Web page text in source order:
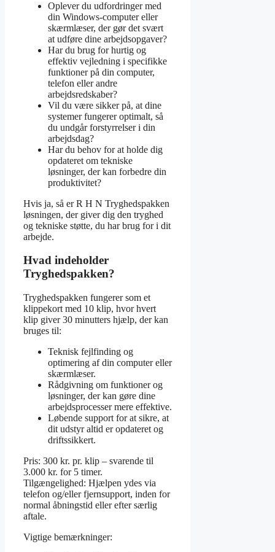
Oplever du udfordringer med
din Windows-computer eller
skærmlæser, der gør det svært
at udføre dine arbejdsopgaver?
Har du brug for hurtig og
effektiv vejledning i specifikke
funktioner på din computer,
telefon eller andre
arbejdsredskaber?
Vil du være sikker på, at dine
systemer fungerer optimalt, så
du undgår forstyrrelser i din
arbejdsdag?
Har du behov for at holde dig
opdateret om tekniske
løsninger, der kan forbedre din
produktivitet?
Hvis ja, så er R H N Tryghedspakken
løsningen, der giver dig den tryghed
og tekniske støtte, du har brug for i dit
arbejde.
Hvad indeholder
Tryghedspakken?
Tryghedspakken fungerer som et
klippekort med 10 klip, hvor hvert
klip giver 30 minutters hjælp, der kan
bruges til:
Teknisk fejlfinding og
optimering af din computer eller
skærmlæser.
Rådgivning om funktioner og
løsninger, der kan gøre dine
arbejdsprocesser mere effektive.
Løbende support for at sikre, at
dit udstyr altid er opdateret og
driftssikkert.
Pris: 300 kr. pr. klip – svarende til
3.000 kr. for 5 timer.
Tilgængelighed: Hjælpen ydes via
telefon og/eller fjernsupport, inden for
normal åbningstid eller efter særlig
aftale.
Vigtige bemærkninger: